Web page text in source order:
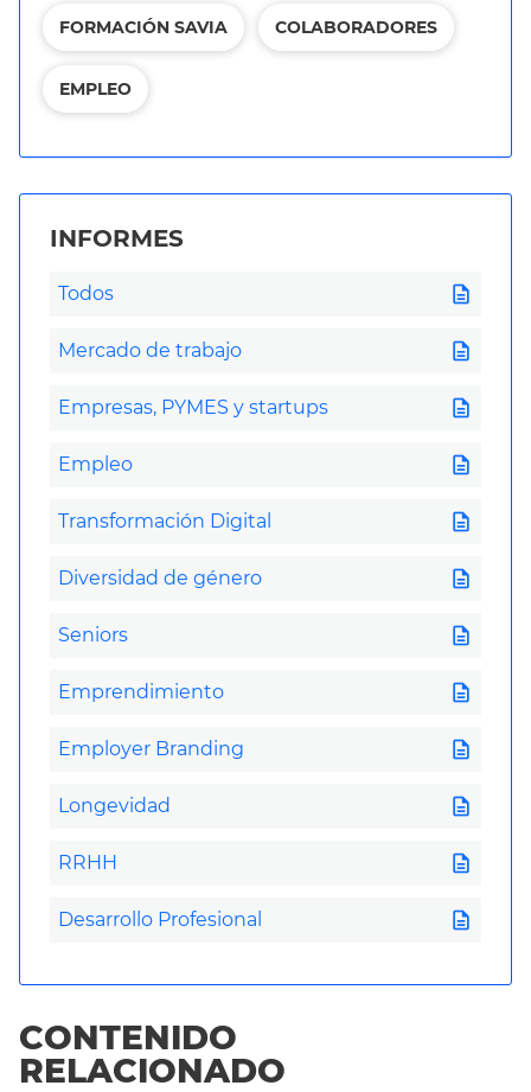
FORMACIÓN SAVIA COLABORADORES
EMPLEO
INFORMES
Todos description
Mercado de trabajo description
Empresas, PYMES y startups description
Empleo description
Transformación Digital description
Diversidad de género description
Seniors description
Emprendimiento description
Employer Branding description
Longevidad description
RRHH description
Desarrollo Profesional description
CONTENIDO
RELACIONADO